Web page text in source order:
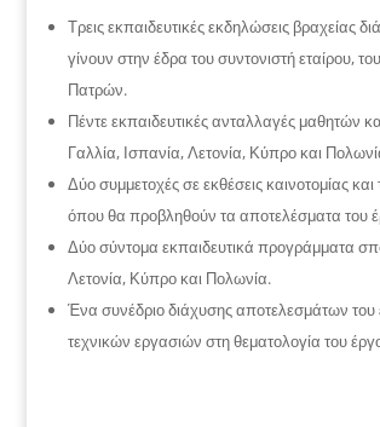
Τρεις εκπαιδευτικές εκδηλώσεις βραχείας
γίνουν στην έδρα του συντονιστή εταίρου,
Πατρών.
Πέντε εκπαιδευτικές ανταλλαγές μαθητών
Γαλλία, Ισπανία, Λετονία, Κύπρο και
Δύο συμμετοχές σε εκθέσεις καινοτομίας και
όπου θα προβληθούν τα αποτελέσματα του
Δύο σύντομα εκπαιδευτικά προγράμματα
Λετονία, Κύπρο και Πολωνία.
Ένα συνέδριο διάχυσης αποτελεσμάτων του
τεχνικών εργασιών στη θεματολογία του